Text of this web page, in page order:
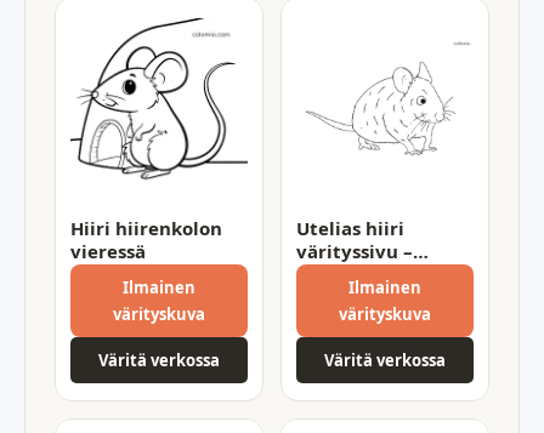
Hiiri hiirenkolon
vieressä
Ilmainen
värityskuva
Väritä verkossa
Utelias hiiri
värityssivu –
hauska ja kaunis
tulostettava
Ilmainen
värityskuva
Väritä verkossa